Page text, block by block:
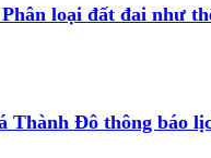
loại đất đai như
Thành Đô thông báo